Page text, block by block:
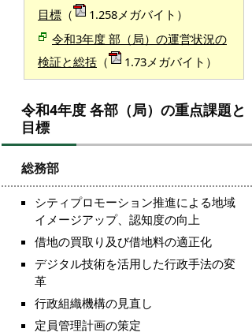
目標 （
1.258メガバイト）
令和3年度 部（局）の運営状況の
検証と総括 （ 1.73メガバイト）
令和4年度 各部（局）の重点課題と
目標
総務部
シティプロモーション推進による地域
イメージアップ、認知度の向上
借地の買取り及び借地料の適正化
デジタル技術を活用した行政手法の変
革
行政組織機構の見直し
定員管理計画の策定